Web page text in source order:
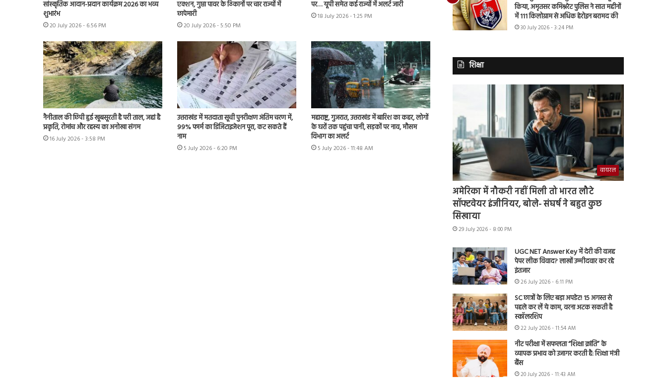
सांस्कृतिक आदान-प्रदान कार्यक्रम 2026 का भव्य
शुभारंभ
20 July 2026 - 6:56 PM
एक्शन, गुप्ता पावर के ठिकानों पर चार राज्यों में
छापेमारी
20 July 2026 - 5:50 PM
पर… यूपी समेत कई राज्यों में अलर्ट जारी
18 July 2026 - 1:25 PM
नैनीताल की छिपी हुई खूबसूरती है परी ताल, जहां है
प्रकृति, रोमांच और रहस्य का अनोखा संगम
16 July 2026 - 3:58 PM
उत्तराखंड में मतदाता सूची पुनरीक्षण अंतिम चरण में,
99% फार्म का डिजिटाइजेशन पूरा, कट सकते हैं
नाम
5 July 2026 - 6:20 PM
महाराष्ट्र, गुजरात, उत्तराखंड में बारिश का कहर, लोगों
के घरों तक पहुंचा पानी, सड़कों पर नाव, मौसम
विभाग का अलर्ट
5 July 2026 - 11:48 AM
किया, अमृतसर कमिश्नरेट पुलिस ने सात महीनों
में 111 किलोग्राम से अधिक हेरोइन बरामद की
30 July 2026 - 3:24 PM
शिक्षा
वायरल
अमेरिका में नौकरी नहीं मिली तो भारत लौटे
सॉफ्टवेयर इंजीनियर, बोले- संघर्ष ने बहुत कुछ
सिखाया
29 July 2026 - 8:00 PM
UGC NET Answer Key में देरी की वजह
पेपर लीक विवाद? लाखों उम्मीदवार कर रहे
इंतजार
26 July 2026 - 6:11 PM
SC छात्रों के लिए बड़ा अपडेट! 15 अगस्त से
पहले कर लें ये काम, वरना अटक सकती है
स्कॉलरशिप
22 July 2026 - 11:54 AM
नीट परीक्षा में सफलता “शिक्षा क्रांति” के
व्यापक प्रभाव को उजागर करती है: शिक्षा मंत्री
बैंस
20 July 2026 - 11:43 AM